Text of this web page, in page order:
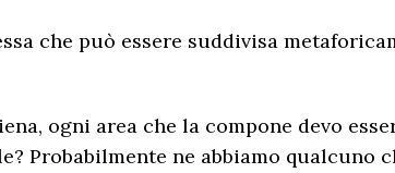
che può essere suddivisa
ogni area che la compone devo
Probabilmente ne abbiamo qualcuno